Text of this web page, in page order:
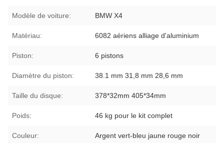
Modèle de voiture: BMW X4
Matériau: 6082 aériens alliage d'aluminium
Piston: 6 pistons
Diamètre du piston: 38.1 mm 31,8 mm 28,6 mm
Taille du disque: 378*32mm 405*34mm
Poids: 46 kg pour le kit complet
Couleur: Argent vert-bleu jaune rouge noir